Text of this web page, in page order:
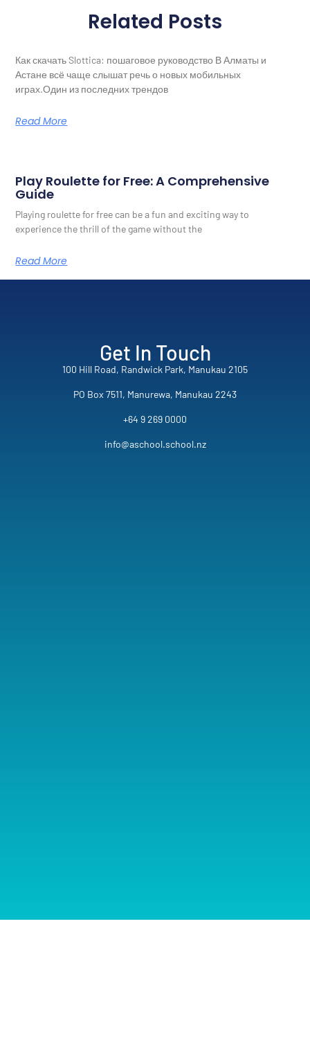
Related Posts
Как скачать Slottica: пошаговое руководство В Алматы и
Астане всё чаще слышат речь о новых мобильных
играх.Один из последних трендов
Read More
Play Roulette for Free: A Comprehensive
Guide
Playing roulette for free can be a fun and exciting way to
experience the thrill of the game without the
Read More
Get In Touch
100 Hill Road, Randwick Park, Manukau 2105
PO Box 7511, Manurewa, Manukau 2243
+64 9 269 0000
info@aschool.school.nz